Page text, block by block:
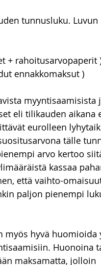
tunnusluku.
+ rahoitusarvopaperit
ennakkomaksut )
eli tilikauden aikana
eurolleen
tälle
arvo kertoo
kassaa
että vaihto-
paljon pienempi
myös hyvä
Huonoina
maksamatta, jolloin